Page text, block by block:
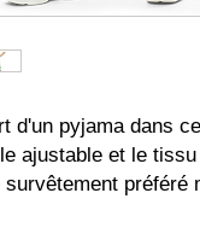
d'un pyjama dans
ajustable et le
préféré